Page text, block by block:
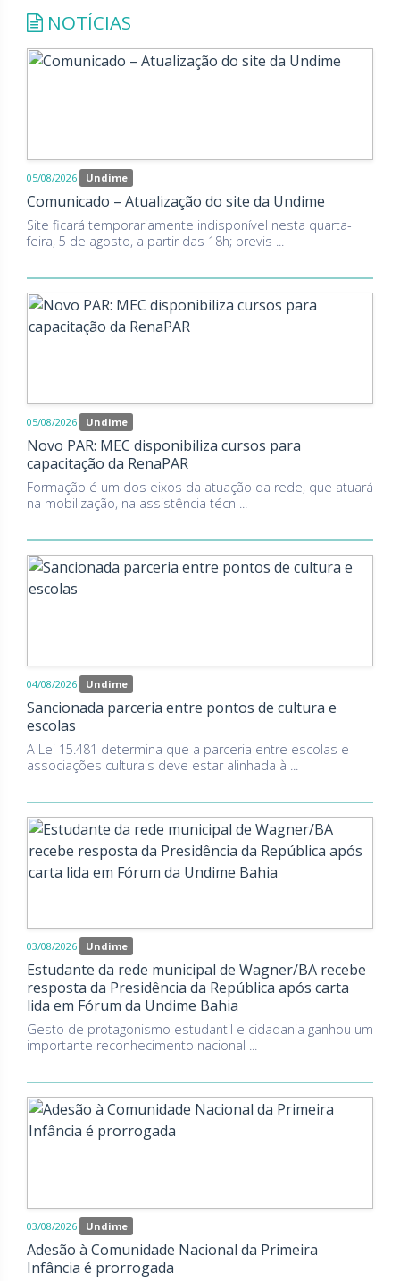
NOTÍCIAS
05/08/2026 Undime
Comunicado – Atualização do site da Undime
Site ficará temporariamente indisponível nesta quarta-
feira, 5 de agosto, a partir das 18h; previs ...
05/08/2026 Undime
Novo PAR: MEC disponibiliza cursos para
capacitação da RenaPAR
Formação é um dos eixos da atuação da rede, que atuará
na mobilização, na assistência técn ...
04/08/2026 Undime
Sancionada parceria entre pontos de cultura e
escolas
A Lei 15.481 determina que a parceria entre escolas e
associações culturais deve estar alinhada à ...
03/08/2026 Undime
Estudante da rede municipal de Wagner/BA recebe
resposta da Presidência da República após carta
lida em Fórum da Undime Bahia
Gesto de protagonismo estudantil e cidadania ganhou um
importante reconhecimento nacional ...
03/08/2026 Undime
Adesão à Comunidade Nacional da Primeira
Infância é prorrogada